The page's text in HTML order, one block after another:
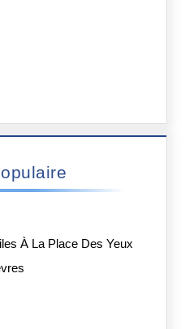
À La Place Des Yeux